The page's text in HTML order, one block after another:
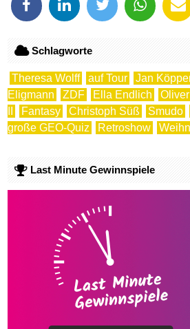
Schlagworte
Theresa Wolff auf Tour Jan
Eligmann
ZDF Ella Endlich
Fantasy Christoph Süß Smudo
große GEO-Quiz
Retroshow
Last Minute Gewinnspiele